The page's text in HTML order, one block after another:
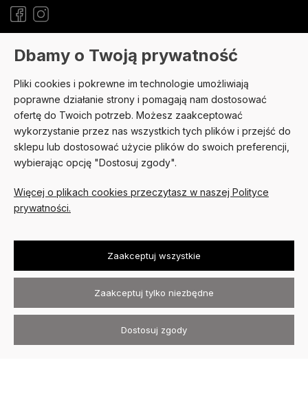
MOJE KONTO
PŁATNOŚCI I DOSTAWA
O NAS
Kurtki skórzane David Ryan © 2026 Wszystkie prawa zastrzeżone
Realizacja:Increo Studio
Dbamy o Twoją prywatność
Pliki cookies i pokrewne im technologie umożliwiają
poprawne działanie strony i pomagają nam dostosować
ofertę do Twoich potrzeb. Możesz zaakceptować
wykorzystanie przez nas wszystkich tych plików i przejść do
sklepu lub dostosować użycie plików do swoich preferencji,
wybierając opcję "Dostosuj zgody".
Więcej o plikach cookies przeczytasz w naszej Polityce
prywatności.
Zaakceptuj wszystkie
Zaakceptuj tylko niezbędne
Dostosuj zgody